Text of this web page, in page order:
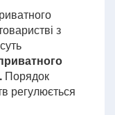
з
Порядок
регулюється